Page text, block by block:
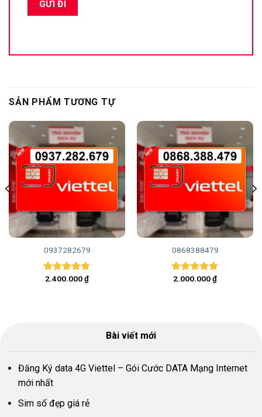
SẢN PHẨM TƯƠNG TỰ
0937282679
Được xếp
2.400.000₫
0868388479
Được xếp
2.000.000₫
Bài viết mới
Đăng Ký data 4G Viettel – Gói Cước DATA Mạng Internet
mới nhất
Sim số đẹp giá rẻ